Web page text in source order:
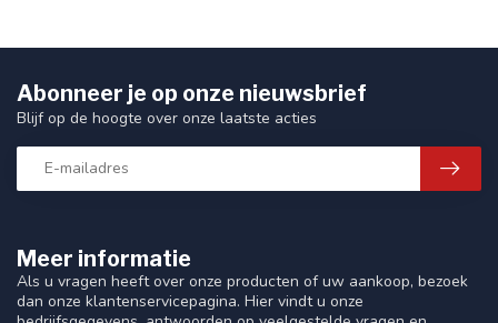
Meer informatie
Als u vragen heeft over onze producten of uw aankoop, bezoek
dan onze klantenservicepagina. Hier vindt u onze
Abonneer je op onze nieuwsbrief
Blijf op de hoogte over onze laatste acties